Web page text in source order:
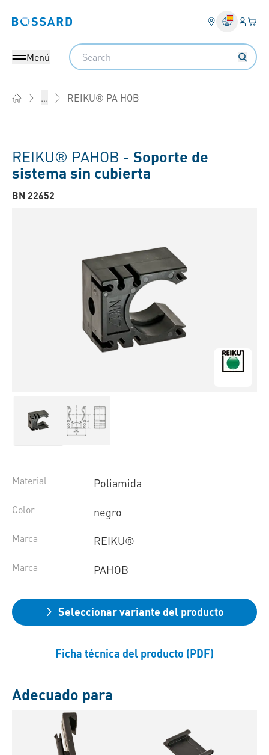
Bossard homepage
Menú
Search
... REIKU® PA HOB
REIKU® PAHOB - Soporte de
sistema sin cubierta
BN 22652
Material Poliamida
Color negro
Marca REIKU®
Marca PAHOB
Seleccionar variante del producto
Ficha técnica del producto (PDF)
Adecuado para